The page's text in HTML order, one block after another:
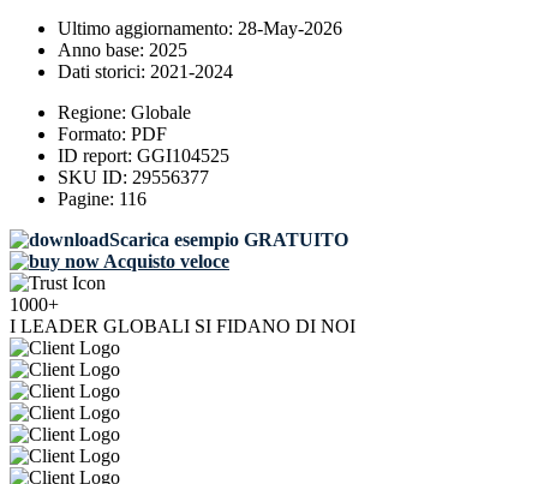
Ultimo aggiornamento: 28-May-2026
Anno base: 2025
Dati storici: 2021-2024
Regione: Globale
Formato: PDF
ID report: GGI104525
SKU ID: 29556377
Pagine: 116
Scarica esempio GRATUITO
Acquisto veloce
1000+
I LEADER GLOBALI SI FIDANO DI NOI